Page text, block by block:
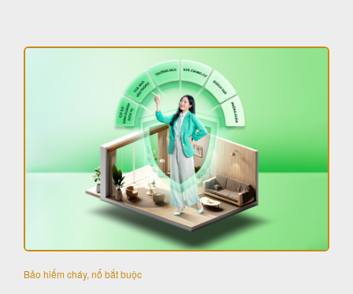
Bảo hiểm cháy, nổ bắt buộc